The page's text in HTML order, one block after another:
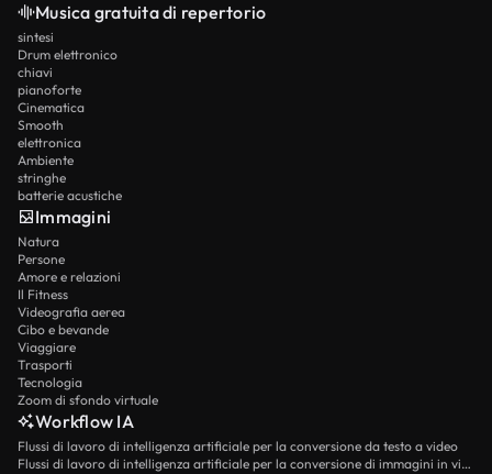
Musica gratuita di repertorio
sintesi
Drum elettronico
chiavi
pianoforte
Cinematica
Smooth
elettronica
Ambiente
stringhe
batterie acustiche
Immagini
Natura
Persone
Amore e relazioni
Il Fitness
Videografia aerea
Cibo e bevande
Viaggiare
Trasporti
Tecnologia
Zoom di sfondo virtuale
Workflow IA
Flussi di lavoro di intelligenza artificiale per la conversione da testo a video
Flussi di lavoro di intelligenza artificiale per la conversione di immagini in video